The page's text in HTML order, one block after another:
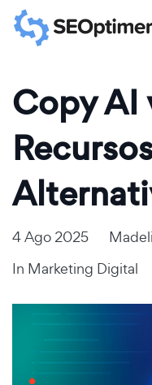
Copy AI
4 Ago 2025
In Marketing Digital